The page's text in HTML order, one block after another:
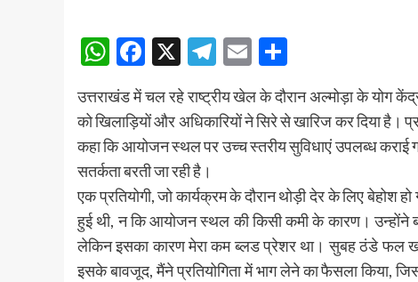
WhatsApp
Facebook
X Telegram
Email
उत्तराखंड में चल रहे राष्ट्रीय खेल के दौरान अल्मोड़ा के योग
को खिलाड़ियों और अधिकारियों ने सिरे से खारिज कर दिया है।
कहा कि आयोजन स्थल पर उच्च स्तरीय सुविधाएं उपलब्ध कराई
सतर्कता बरती जा रही है।
एक प्रतियोगी, जो कार्यक्रम के दौरान थोड़ी देर के लिए बेहोश
हुई थी, न कि आयोजन स्थल की किसी कमी के कारण। उन्होंने
लेकिन इसका कारण मेरा कम ब्लड प्रेशर था। सुबह ठंडे फल
इसके बावजूद, मैंने प्रतियोगिता में भाग लेने का फैसला किया,